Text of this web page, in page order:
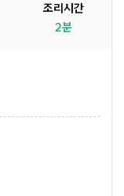
조리시간
2분